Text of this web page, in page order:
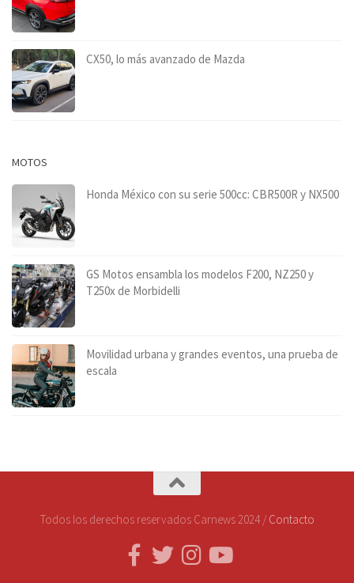
CX50, lo más avanzado de Mazda
MOTOS
Honda México con su serie 500cc: CBR500R y NX500
GS Motos ensambla los modelos F200, NZ250 y
T250x de Morbidelli
Movilidad urbana y grandes eventos, una prueba de
escala
Todos los derechos reservados Carnews 2024 / Contacto